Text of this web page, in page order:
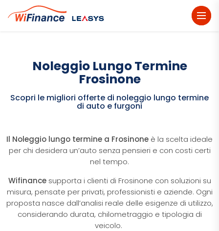
dehaze
Noleggio Lungo Termine
Frosinone
Scopri le migliori offerte di noleggio lungo termine
di auto e furgoni
Il Noleggio lungo termine a Frosinone è la scelta ideale
per chi desidera un’auto senza pensieri e con costi certi
nel tempo.
Wifinance supporta i clienti di Frosinone con soluzioni su
misura, pensate per privati, professionisti e aziende. Ogni
proposta nasce dall’analisi reale delle esigenze di utilizzo,
considerando durata, chilometraggio e tipologia di
veicolo.